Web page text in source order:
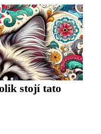
stojí tato